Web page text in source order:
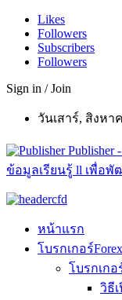
Likes
Followers
Subscribers
Followers
Sign in / Join
วันเสาร์, สิงหา
ข้อมูลเรียนรู้ ll เพื่อพั
หน้าแรก
โบรกเกอร์Forex
โบรกเกอ
วิธี